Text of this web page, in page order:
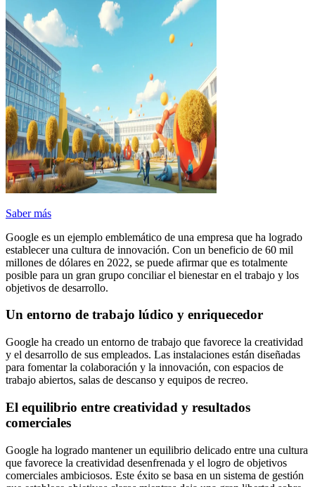
Saber más
Google es un ejemplo emblemático de una empresa que ha logrado
establecer una cultura de innovación. Con un beneficio de 60 mil
millones de dólares en 2022, se puede afirmar que es totalmente
posible para un gran grupo conciliar el bienestar en el trabajo y los
objetivos de desarrollo.
Un entorno de trabajo lúdico y enriquecedor
Google ha creado un entorno de trabajo que favorece la creatividad
y el desarrollo de sus empleados. Las instalaciones están diseñadas
para fomentar la colaboración y la innovación, con espacios de
trabajo abiertos, salas de descanso y equipos de recreo.
El equilibrio entre creatividad y resultados
comerciales
Google ha logrado mantener un equilibrio delicado entre una cultura
que favorece la creatividad desenfrenada y el logro de objetivos
comerciales ambiciosos. Este éxito se basa en un sistema de gestión